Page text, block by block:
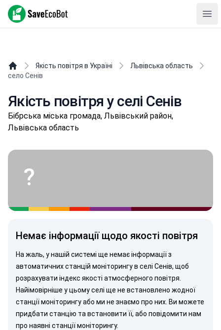
SaveEcoBot
Якість повітря в Україні
Львівська область
село Сенів
Якість повітря у селі Сенів
Бібpськa міська громада, Львівський район,
Львівська область
?
Немає інформації щодо якості повітря
На жаль, у нашій системі ще немає інформації з
автоматичних станцій моніторингу в селі Сенів, щоб
розрахувати індекс якості атмосферного повітря.
Найімовірніше у цьому селі ще не встановлено жодної
станції моніторингу або ми не знаємо про них. Ви можете
придбати станцію та встановити її, або повідомити нам
про наявні станції моніторингу.